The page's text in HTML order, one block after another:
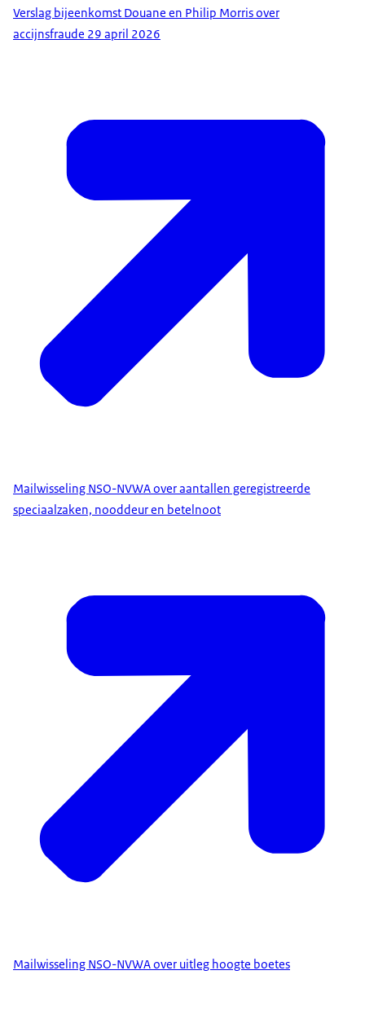
Verslag bijeenkomst Douane en Philip Morris over
accijnsfraude 29 april 2026
Mailwisseling NSO-NVWA over aantallen geregistreerde
speciaalzaken, nooddeur en betelnoot
Mailwisseling NSO-NVWA over uitleg hoogte boetes